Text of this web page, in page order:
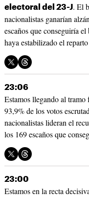
electoral del 23-J. El
nacionalistas ganarían
escaños que conseguiría
haya estabilizado el
23:06
Estamos llegando al
93,9% de los votos
nacionalistas lideran el
los 169 escaños que
23:00
Estamos en la recta